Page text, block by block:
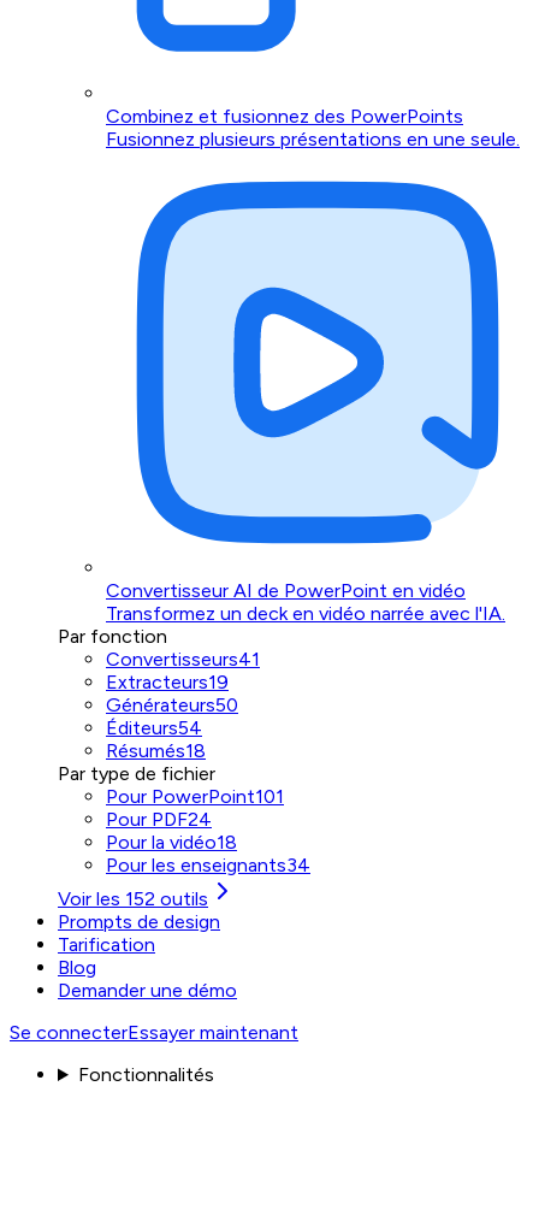
Combinez et fusionnez des PowerPoints
Fusionnez plusieurs présentations en une seule.
Convertisseur AI de PowerPoint en vidéo
Transformez un deck en vidéo narrée avec l'IA.
Par fonction
Convertisseurs41
Extracteurs19
Générateurs50
Éditeurs54
Résumés18
Par type de fichier
Pour PowerPoint101
Pour PDF24
Pour la vidéo18
Pour les enseignants34
Voir les 152 outils
Prompts de design
Tarification
Blog
Demander une démo
Se connecterEssayer maintenant
Fonctionnalités